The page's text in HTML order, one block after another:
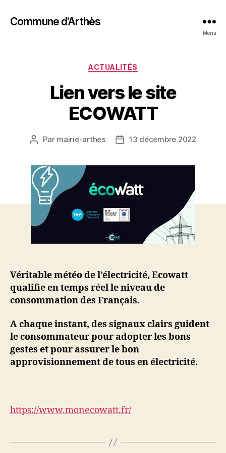
Commune d'Arthès
Menu
ACTUALITÉS
Lien vers le site
ECOWATT
Par mairie-arthes 13 décembre 2022
Véritable météo de l’électricité, Ecowatt
qualifie en temps réel le niveau de
consommation des Français.
A chaque instant, des signaux clairs guident
le consommateur pour adopter les bons
gestes et pour assurer le bon
approvisionnement de tous en électricité.
https://www.monecowatt.fr/